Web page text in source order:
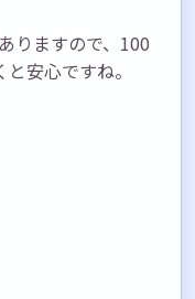
りますので、100
安心ですね。